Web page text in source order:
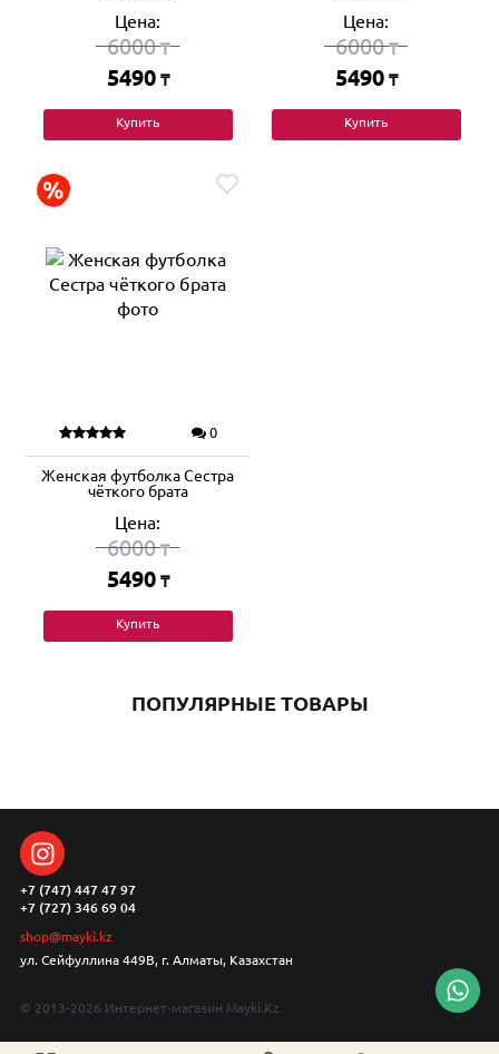
Цена:
6000₸
5490 ₸
Купить
Цена:
6000₸
5490 ₸
Купить
0
Женская футболка Сестра
чёткого брата
Цена:
6000₸
5490 ₸
Купить
ПОПУЛЯРНЫЕ ТОВАРЫ
+7 (747) 447 47 97
+7 (727) 346 69 04
shop@mayki.kz
ул. Сейфуллина 449В, г. Алматы, Казахстан
© 2013-2026 Интернет-магазин Mayki.Kz